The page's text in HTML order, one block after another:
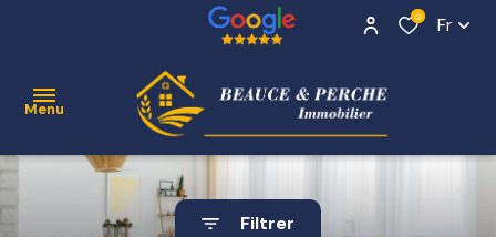
0 Fr
Menu
ACCUEIL
Filtrer